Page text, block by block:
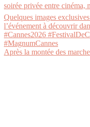
Après la montée des